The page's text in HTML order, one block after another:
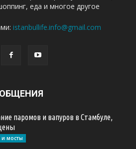
еда и многое другое
istanbullife.info@gmail.com
паромов и вапуров в Стамбуле,
мосты